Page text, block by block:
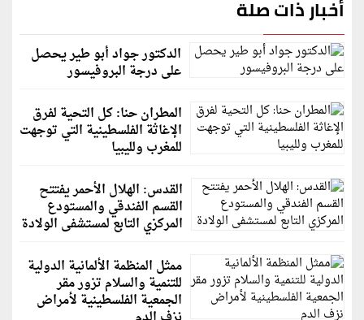
أخبار ذات صلة
الدكتور جواد أبو طير يحصل
على درجة البروفيسور
المطران حنا: كل التحية لفرق
الإغاثة الفلسطينية التي توجهت
للمغرب ولليبيا
القدس: الهلال الأحمر يفتتح
القسم الفندقي والمستودع
المركزي التابع لمستشفى الولادة
ممثل المنظمة الألمانية الدولية
للتنمية والسلام تزور مقر
الجمعية الفلسطينية لأمراض